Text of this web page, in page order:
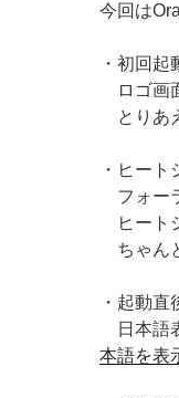
今回は
・初回起
ロゴ画
とりあ
・ヒー
フォー
ヒート
ちゃん
・起動
日本語
本語を表